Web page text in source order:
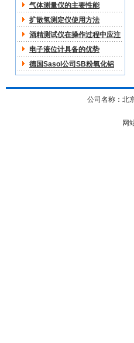
气体测量仪的主要性能
扩散氢测定仪使用方法
酒精测试仪在操作过程中应注
意哪些
电子液位计具备的优势
德国Sasol公司SB粉氧化铝
粉末技术交流
公司名称：北
网